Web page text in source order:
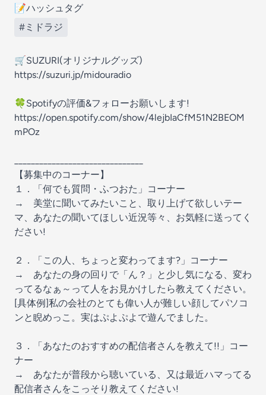
📝ハッシュタグ
#ミドラジ
🛒SUZURI(オリジナルグッズ)
https://suzuri.jp/midouradio
🍀Spotifyの評価&フォローお願いします!
https://open.spotify.com/show/4lejbIaCfM51N2BEOM
mPOz
【募集中のコーナー】
１．「何でも質問・ふつおた」コーナー
→ 美堂に聞いてみたいこと、取り上げて欲しいテー
マ、あなたの聞いてほしい近況等々、お気軽に送ってく
ださい!
２．「この人、ちょっと変わってます?」コーナー
→ あなたの身の回りで「ん？」と少し気になる、変わ
ってるなぁ～って人をお見かけしたら教えてください。
[具体例]私の会社のとても偉い人が難しい顔してパソコ
ンと睨めっこ。実はぷよぷよで遊んでました。
３．「あなたのおすすめの配信者さんを教えて!!」コー
ナー
→ あなたが普段から聴いている、又は最近ハマってる
配信者さんをこっそり教えてください!